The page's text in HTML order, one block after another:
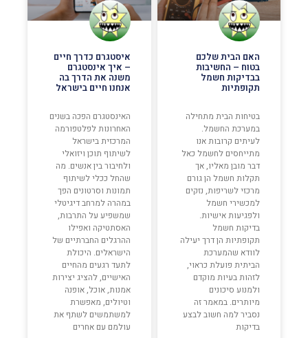
האם הבית שלכם
בטוח – החשיבות
בבדיקות חשמל
תקופתיות
בטיחות הבית מתחילה
במערכת החשמל.
לעיתים קרובות אנו
מתייחסים לחשמל כאל
דבר מובן מאליו, אך
תקלות חשמל הן גורם
מרכזי לשריפות, נזקים
למכשירי חשמל
ולפגיעות אישיות.
בדיקות חשמל
תקופתיות הן דרך יעילה
לוודא שהמערכת
הביתית פועלת כראוי,
לזהות בעיות מוקדם
ולמנוע סיכונים
מיותרים. במאמר זה
נסביר למה חשוב לבצע
בדיקות
איסטגרם כדרך חיים
– איך אינסטגרם
משנה את הדרך בה
אנחנו חיים בישראל
האינסטגרם הפכה בשנים
האחרונות לפלטפורמה
המרכזית בישראל
לשיתוף תוכן ויזואלי
ולחיבור בין אנשים. מה
שהחל ככלי לשיתוף
תמונות וסרטונים הפך
במהרה למרחב דיגיטלי
שמשפיע על התרבות,
האסתטיקה ואפילו
ההרגלים החברתיים של
הישראלים. היכולת
לתעד רגעים מהחיים
האישיים, להציג יצירות
אמנות, אוכל, אופנה
וטיולים, מאפשרת
למשתמשים לשתף את
עולמם עם אחרים